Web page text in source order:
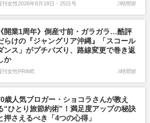
刊女性2026年8月18日・25日号 2時間前
《開業1周年》倒産寸前・ガラガラ…酷評
らけの『ジャングリア沖縄』「スコール
ンス」がプチバズり、路線変更で巻き返
か
刊女性PRIME 3時間前
歳人気ブロガー・ショコラさんが教え
“ひとり旅節約術”！満足度アップの秘訣
押さえるべき「4つの心得」